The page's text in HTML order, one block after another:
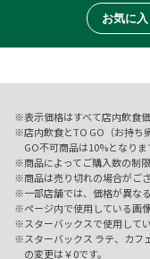
お気に
表示価格はすべて店内飲食
店内飲食とTO GO（お持ち
GO不可商品は10%となりま
商品によってご購入数の制
商品は売り切れの場合がござ
一部店舗では、価格が異な
ページ内で使用している画
スターバックスで使用して
スターバックス ラテ、カフ
の変更は￥0です。